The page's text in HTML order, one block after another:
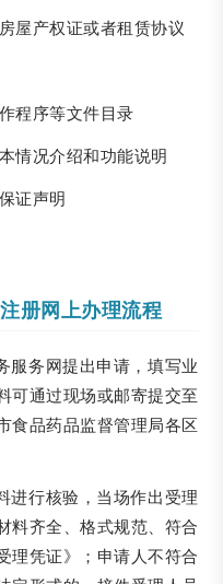
产权证或者租赁协议
序等文件目录
况介绍和功能说明
证声明
册网上办理流程
务网提出申请，填写业
可通过现场或邮寄提交至
食品药品监督管理局各区
行核验，当场作出受理
料齐全、格式规范、符合
理凭证》；申请人不符合